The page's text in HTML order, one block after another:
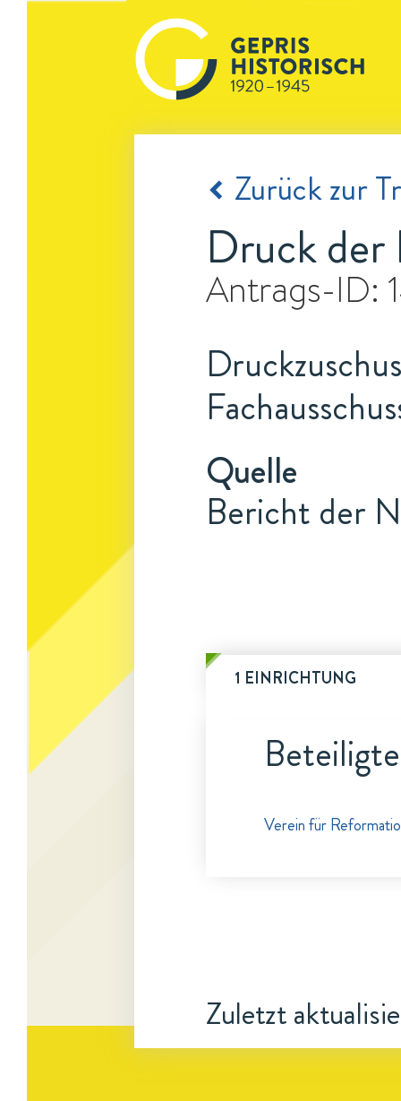
Zurück zur
Druck
Antrags-ID:
Quelle
Bericht der
1 EINRICHTUNG
Verein für
Zuletzt